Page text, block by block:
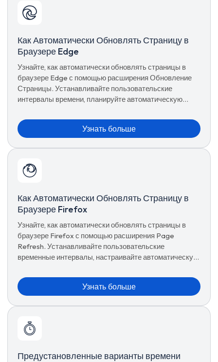
Как Автоматически Обновлять Страницу в
Браузере Edge
Узнайте, как автоматически обновлять страницы в
браузере Edge с помощью расширения Обновление
Страницы. Устанавливайте пользовательские
интервалы времени, планируйте автоматическую
управляйте расширенными параметрами обновления
для бесперебойного просмотра.
Узнать больше
Как Автоматически Обновлять Страницу в
Браузере Firefox
Узнайте, как автоматически обновлять страницы в
браузере Firefox с помощью расширения Page
Refresh. Устанавливайте пользовательские
временные интервалы, настраивайте автоматическую
предустановки и управляйте расширенными
параметрами обновления для бесперебойного
Узнать больше
Предустановленные варианты времени